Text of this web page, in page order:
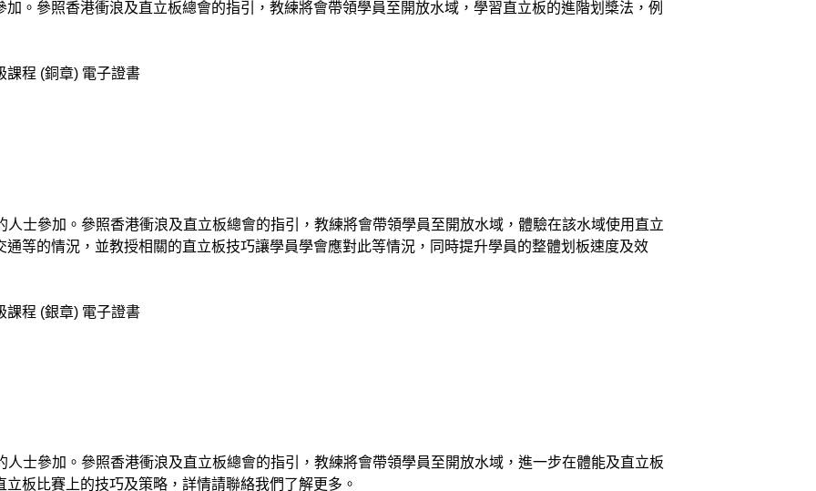
加。參照香港衝浪及直立板總會的指引，教練將會帶領學員至開放水域，學習直立板的進階划槳法，例
課程 (銅章) 電子證書
人士參加。參照香港衝浪及直立板總會的指引，教練將會帶領學員至開放水域，體驗在該水域使用直立
等的情況，並教授相關的直立板技巧讓學員學會應對此等情況，同時提升學員的整體划板速度及效
課程 (銀章) 電子證書
人士參加。參照香港衝浪及直立板總會的指引，教練將會帶領學員至開放水域，進一步在體能及直立板
板比賽上的技巧及策略，詳情請聯絡我們了解更多。